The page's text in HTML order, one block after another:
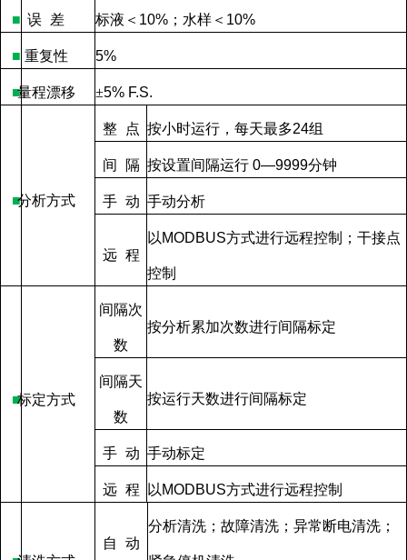
■ 误 差 标液＜ 10% ；水样＜ 10%
■ 重复性 5%
■量程漂移 ±5% F.S.
■分析方式
整 点 按小时运行，每天最多24组
间 隔 按设置间隔运行 0—9999分钟
手 动 手动分析
远 程
以 MODBUS方式进行远程控制；干接点
控制
■标定方式
间隔次
数
按分析累加次数进行间隔标定
间隔天
数
按运行天数进行间隔标定
手 动 手动标定
远 程 以 MODBUS方式进行远程控制
自 动
分析清洗；故障清洗；异常断电清洗；